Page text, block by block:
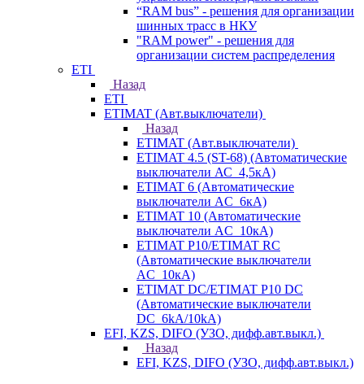
“RAM bus” - решения для организации
шинных трасс в НКУ
"RAM power" - решения для
организации систем распределения
ETI
Назад
ETI
ETIMAT (Авт.выключатели)
Назад
ETIMAT (Авт.выключатели)
ETIMAT 4.5 (ST-68) (Автоматические
выключатели АС_4,5кА)
ETIMAT 6 (Автоматические
выключатели AC_6кА)
ETIMAT 10 (Автоматические
выключатели AC_10кА)
ETIMAT P10/ETIMAT RC
(Автоматические выключатели
AC_10кА)
ETIMAT DC/ETIMAT P10 DC
(Автоматические выключатели
DC_6kA/10kA)
EFI, KZS, DIFO (УЗО, дифф.авт.выкл.)
Назад
EFI, KZS, DIFO (УЗО, дифф.авт.выкл.)